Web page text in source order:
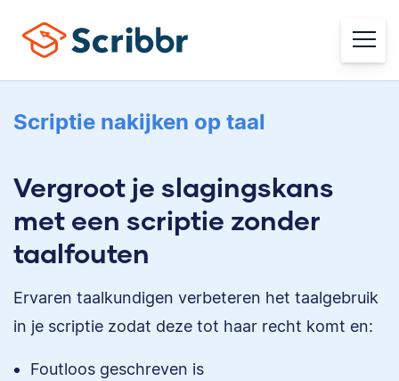
Scriptie nakijken op taal
Vergroot je slagingskans
met een scriptie zonder
taalfouten
Ervaren taalkundigen verbeteren het taalgebruik
in je scriptie zodat deze tot haar recht komt en:
Foutloos geschreven is